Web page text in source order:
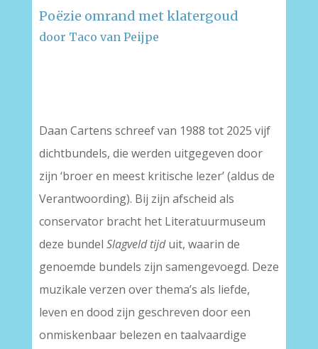
Poëzie omrand met klatergoud
door Taco van Peijpe
Daan Cartens schreef van 1988 tot 2025 vijf
dichtbundels, die werden uitgegeven door
zijn ‘broer en meest kritische lezer’ (aldus de
Verantwoording). Bij zijn afscheid als
conservator bracht het Literatuurmuseum
deze bundel Slagveld tijduit, waarin de
genoemde bundels zijn samengevoegd. Deze
muzikale verzen over thema’s als liefde,
leven en dood zijn geschreven door een
onmiskenbaar belezen en taalvaardige